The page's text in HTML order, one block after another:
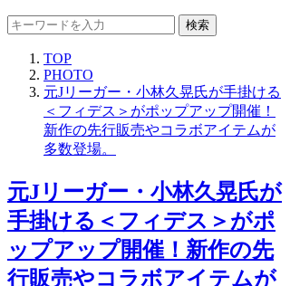
検索
TOP
PHOTO
元Jリーガー・小林久晃氏が手掛ける
＜フィデス＞がポップアップ開催！
新作の先行販売やコラボアイテムが
多数登場。
元Jリーガー・小林久晃氏が
手掛ける＜フィデス＞がポ
ップアップ開催！新作の先
行販売やコラボアイテムが